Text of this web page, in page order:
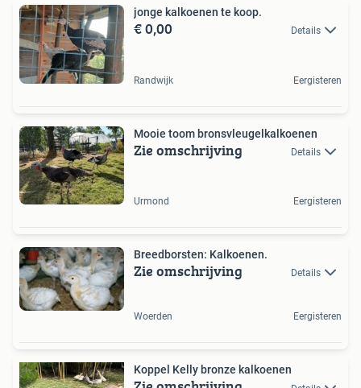
jonge kalkoenen te koop.
€ 0,00 Details
Randwijk Eergisteren
Mooie toom bronsvleugelkalkoenen
Zie omschrijving Details
Urmond Eergisteren
Breedborsten: Kalkoenen.
Zie omschrijving Details
Woerden Eergisteren
Koppel Kelly bronze kalkoenen